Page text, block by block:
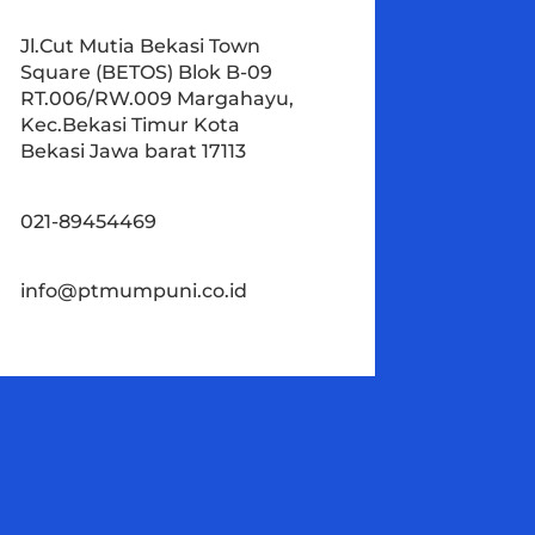
Jl.Cut Mutia Bekasi Town
Square (BETOS) Blok B-09
RT.006/RW.009 Margahayu,
Kec.Bekasi Timur Kota
Bekasi Jawa barat 17113
021-89454469
info@ptmumpuni.co.id